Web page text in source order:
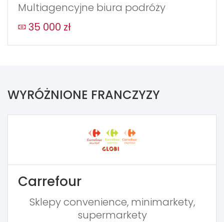
Multiagencyjne biura podróży
35 000 zł
WYRÓŻNIONE FRANCZYZY
Carrefour
Sklepy convenience, minimarkety,
supermarkety